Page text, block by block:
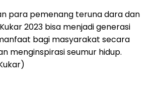
para pemenang teruna dara dan
2023 bisa menjadi generasi
bagi masyarakat secara
menginspirasi seumur hidup.